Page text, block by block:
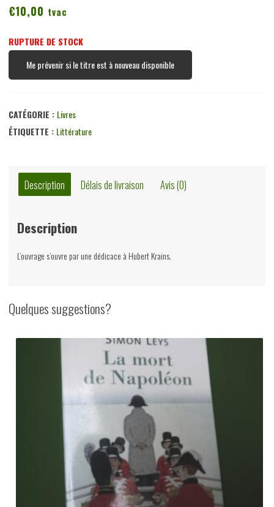
€10,00 tvac
RUPTURE DE STOCK
Me prévenir si le titre est à nouveau disponible
CATÉGORIE : Livres
ÉTIQUETTE : Littérature
Description Délais de livraison Avis (0)
Description
L’ouvrage s’ouvre par une dédicace à Hubert Krains.
Quelques suggestions?